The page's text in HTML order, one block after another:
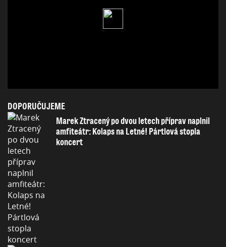
DOPORUČUJEME
Marek Ztracený po dvou letech příprav naplnil
amfiteátr: Kolaps na Letné! Pártlová stopla
koncert